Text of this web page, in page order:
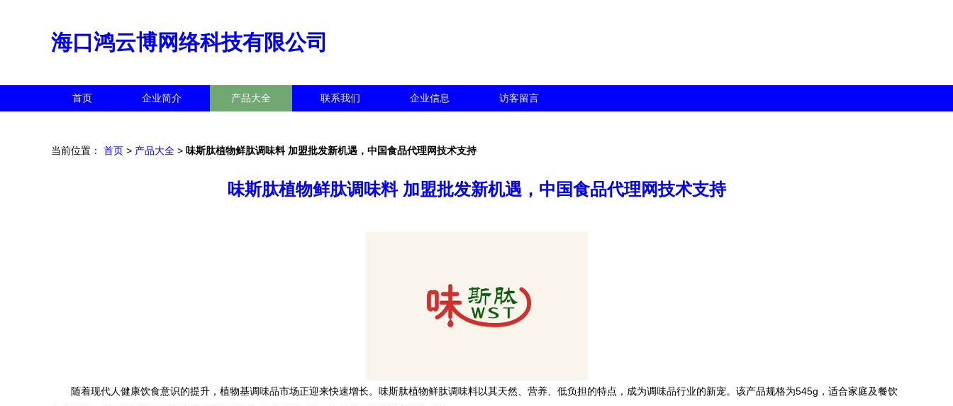
海口鸿云博网络科技有限公司
首页 企业简介 产品大全 联系我们 企业信息 访客留言
当前位置： 首页 > 产品大全 > 味斯肽植物鲜肽调味料 加盟批发新机遇，中国食品代理网技术支持
味斯肽植物鲜肽调味料 加盟批发新机遇，中国食品代理网技术支持
随着现代人健康饮食意识的提升，植物基调味品市场正迎来快速增长。味斯肽植物鲜肽调味料以其天然、营养、低负担的特点，成为调味品行业的新宠。该产品规格为545g，适合家庭及餐饮